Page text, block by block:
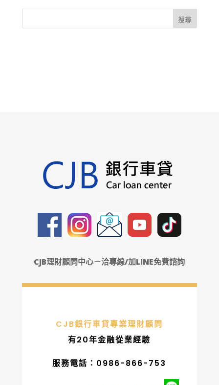
CJB理財顧問中心－洽專線/加LINE免費諮詢
CJB銀行車貸專業理財顧問
有20年金融從業經驗
服務電話：0986-866-753